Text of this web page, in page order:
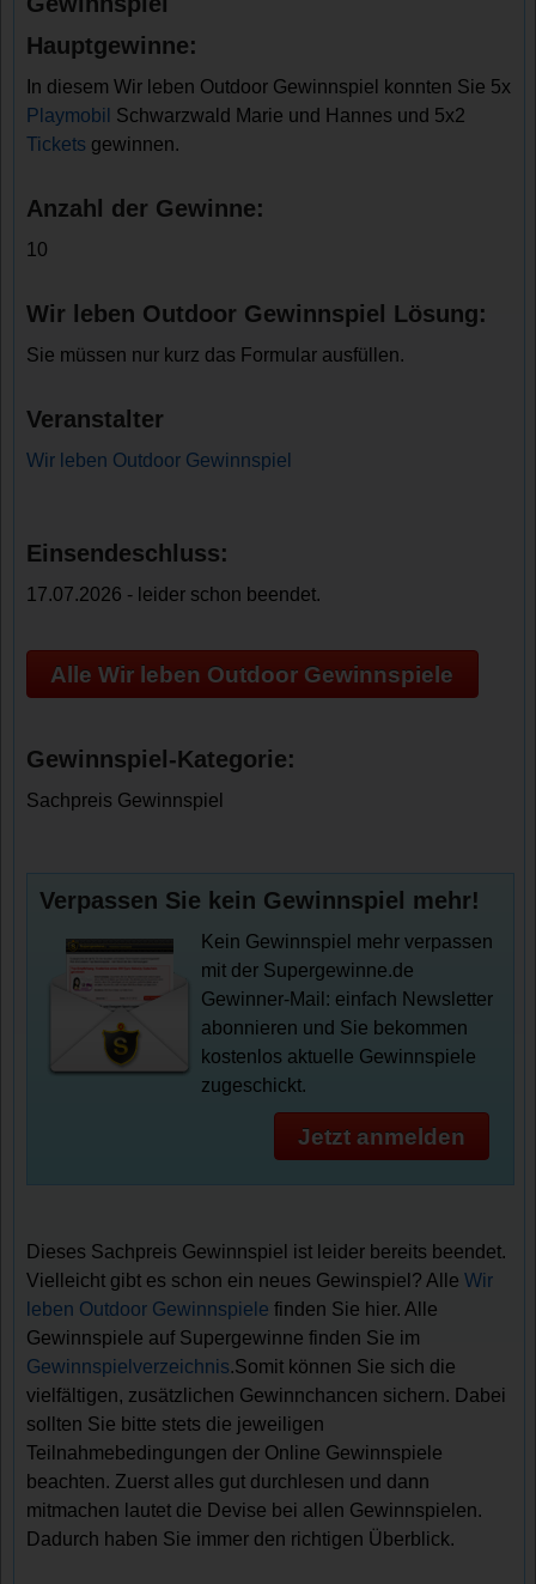
Hauptgewinne:
In diesem Wir leben Outdoor Gewinnspiel konnten Sie 5x
Playmobil Schwarzwald Marie und Hannes und 5x2
Tickets gewinnen.
Anzahl der Gewinne:
10
Wir leben Outdoor Gewinnspiel Lösung:
Sie müssen nur kurz das Formular ausfüllen.
Veranstalter
Wir leben Outdoor Gewinnspiel
Einsendeschluss:
17.07.2026 - leider schon beendet.
Alle Wir leben Outdoor Gewinnspiele
Gewinnspiel-Kategorie:
Sachpreis Gewinnspiel
Verpassen Sie kein Gewinnspiel mehr!
Kein Gewinnspiel mehr verpassen
mit der Supergewinne.de
Gewinner-Mail: einfach Newsletter
abonnieren und Sie bekommen
kostenlos aktuelle Gewinnspiele
zugeschickt.
Jetzt anmelden
Dieses Sachpreis Gewinnspiel ist leider bereits beendet.
Vielleicht gibt es schon ein neues Gewinspiel? AlleWir
leben Outdoor Gewinnspiele finden Sie hier. Alle
Gewinnspiele auf Supergewinne finden Sie im
Gewinnspielverzeichnis.Somit können Sie sich die
vielfältigen, zusätzlichen Gewinnchancen sichern. Dabei
sollten Sie bitte stets die jeweiligen
Teilnahmebedingungen der Online Gewinnspiele
beachten. Zuerst alles gut durchlesen und dann
mitmachen lautet die Devise bei allen Gewinnspielen.
Dadurch haben Sie immer den richtigen Überblick.